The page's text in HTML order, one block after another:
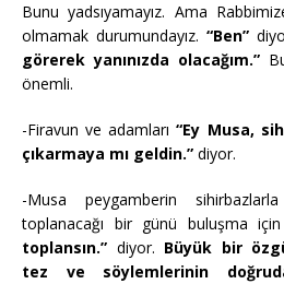
Bunu yadsıyamayız. Ama
olmamak durumundayız. “Ben”
görerek yanınızda olacağım.”
önemli.
-Firavun ve adamları“Ey Musa,
çıkarmaya mı geldin.” diyor.
-Musa peygamberin
toplanacağı bir günü buluşma
toplansın.” diyor. Büyük bir
tez ve söylemlerinin